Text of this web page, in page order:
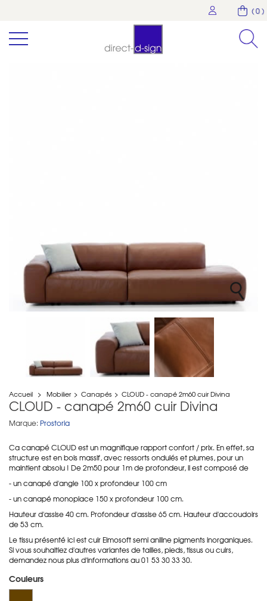
( 0 )
Accueil > Mobilier > Canapés > CLOUD - canapé 2m60 cuir Divina
CLOUD - canapé 2m60 cuir Divina
Marque: Prostoria
Ca canapé CLOUD est un magnifique rapport confort / prix. En effet, sa
structure est en bois massif, avec ressorts ondulés et plumes, pour un
maintient absolu ! De 2m50 pour 1m de profondeur, il est composé de
- un canapé d'angle 100 x profondeur 100 cm
- un canapé monoplace 150 x profondeur 100 cm.
Hauteur d'assise 40 cm. Profondeur d'assise 65 cm. Hauteur d'accoudoirs
de 53 cm.
Le tissu présenté ici est cuir Elmosoft semi aniline pigments inorganiques.
Si vous souhaitiez d'autres variantes de tailles, pieds, tissus ou cuirs,
demandez nous plus d'informations au 01 53 30 33 30.
Couleurs